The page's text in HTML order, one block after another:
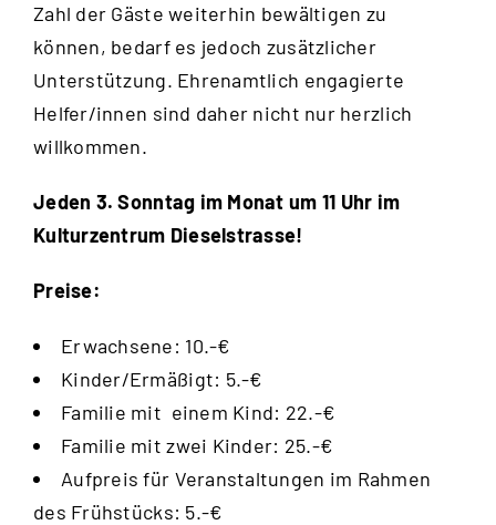
Zahl der Gäste weiterhin bewältigen zu
können, bedarf es jedoch zusätzlicher
Unterstützung. Ehrenamtlich engagierte
Helfer/innen sind daher nicht nur herzlich
willkommen.
Jeden 3. Sonntag im Monat um 11 Uhr im
Kulturzentrum Dieselstrasse!
Preise:
Erwachsene: 10.-€
Kinder/Ermäßigt: 5.-€
Familie mit einem Kind: 22.-€
Familie mit zwei Kinder: 25.-€
Aufpreis für Veranstaltungen im Rahmen
des Frühstücks: 5.-€